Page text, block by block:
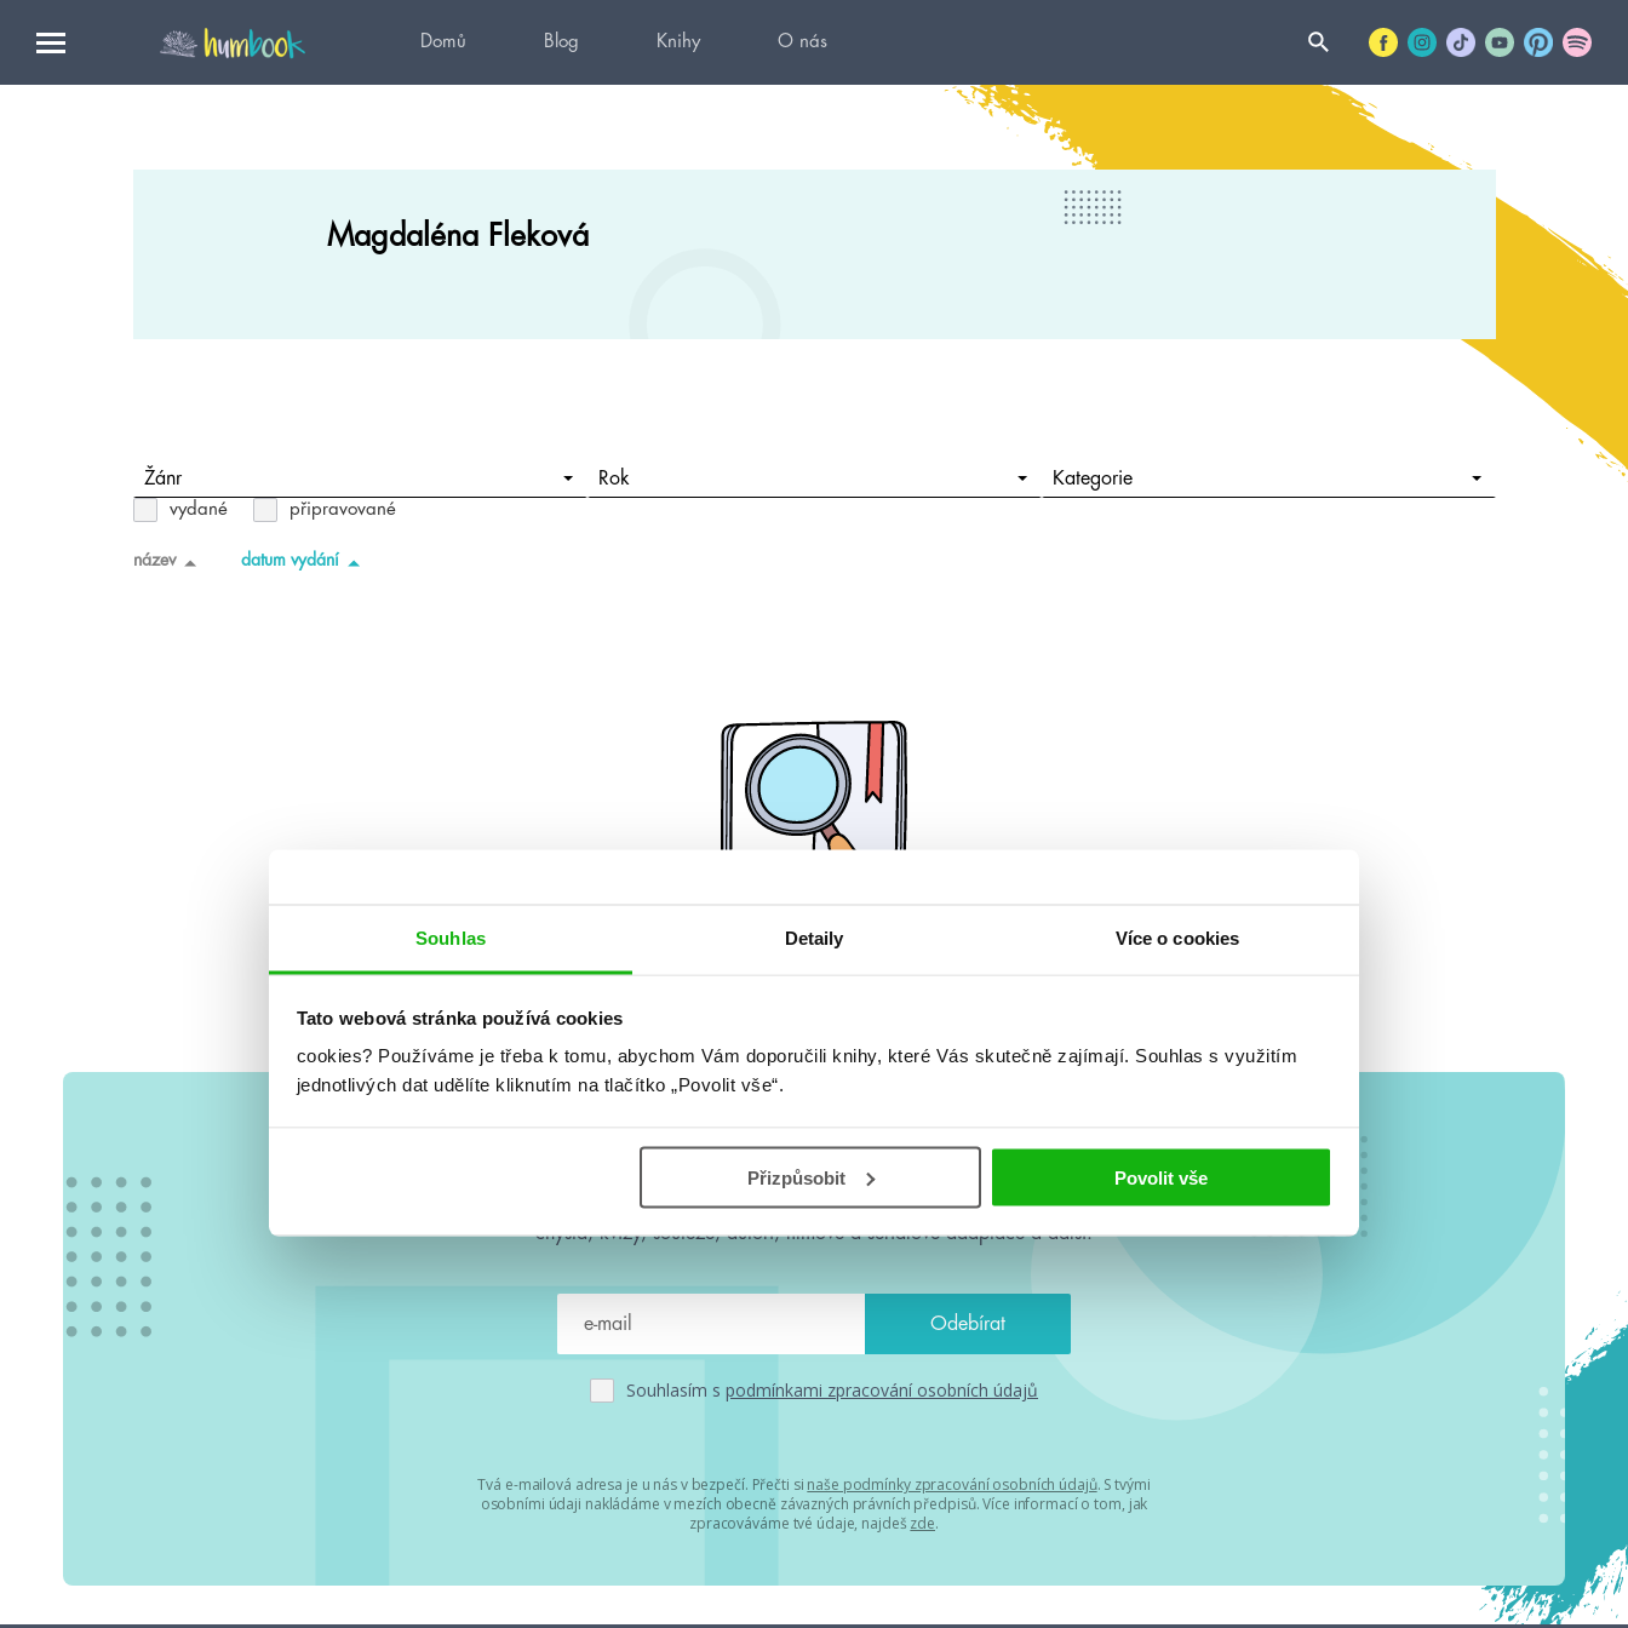
Souhlas Detaily Více o cookies
Tato webová stránka používá cookies
cookies? Používáme je třeba k tomu, abychom Vám doporučili knihy, které Vás skutečně zajímají. Souhlas s využitím
jednotlivých dat udělíte kliknutím na tlačítko „Povolit vše“.
Přizpůsobit Povolit vše
Domů Blog Knihy O nás
Magdaléna Fleková
Žánr Rok Kategorie
vydané připravované
název datum vydání
#HumbookNews
Vše kolem #youngadult každý měsíc rovnou do mailu! Nové knihy, co se
chystá, kvízy, soutěže, autoři, filmové a seriálové adaptace a další.
Souhlasím s podmínkami zpracování osobních údajů
Tvá e-mailová adresa je u nás v bezpečí. Přečti si naše podmínky zpracování osobních údajů. S tvými
osobními údaji nakládáme v mezích obecně závazných právních předpisů. Více informací o tom, jak
zpracováváme tvé údaje, najdeš zde.